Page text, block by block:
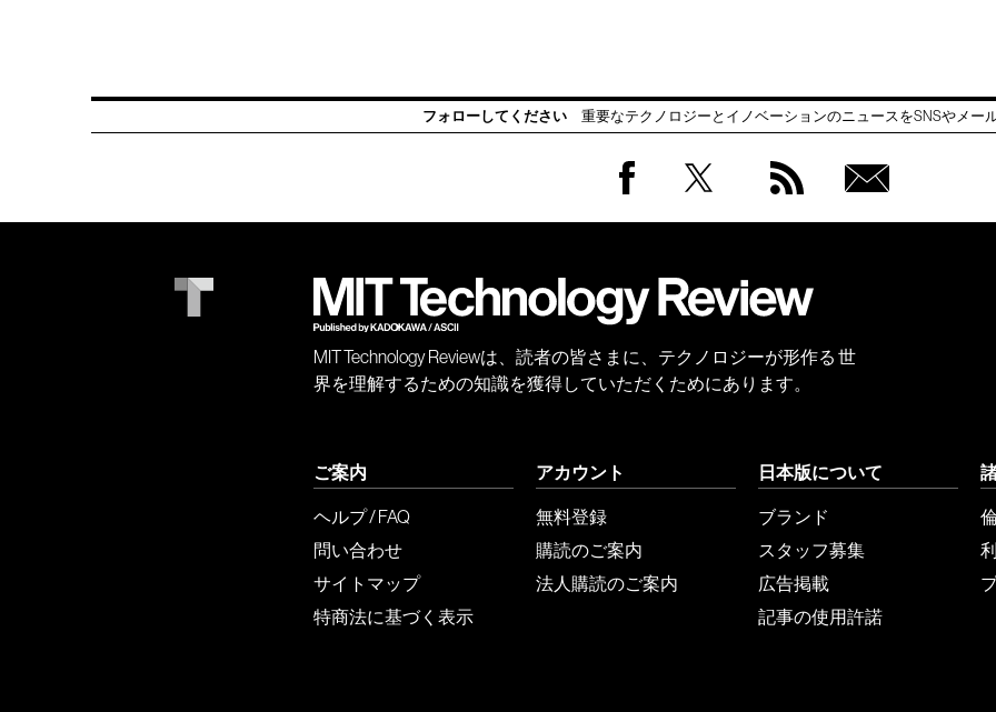
フォローしてください 重要なテクノロジーとイノベーションのニュースをSNSやメー
会員
MIT Technology Reviewは、読者の皆さまに、テクノロジーが形作る 世
界を理解するための知識を獲得していただくためにあります。
ご案内
ヘルプ / FAQ
問い合わせ
サイトマップ
特商法に基づく表示
アカウント
無料登録
購読のご案内
法人購読のご案内
日本版について
ブランド
スタッフ募集
広告掲載
記事の使用許諾